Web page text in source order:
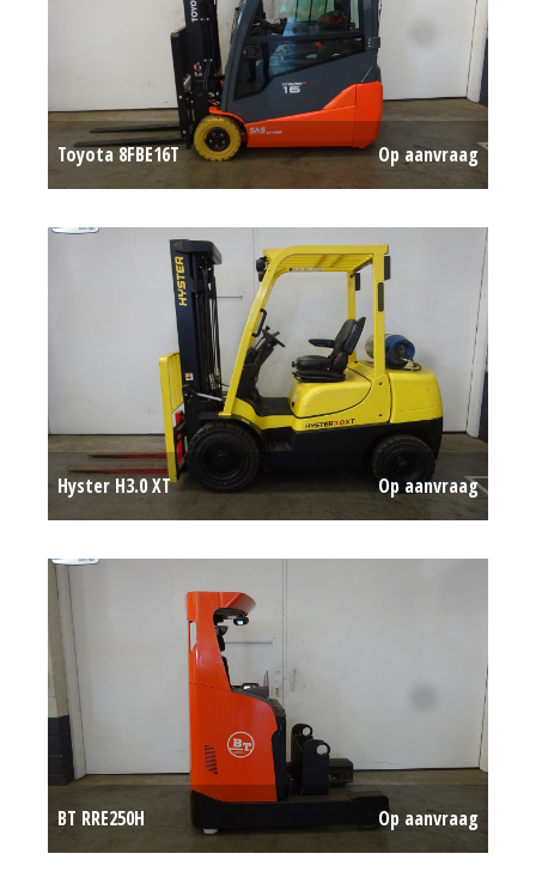
Toyota 8FBE16T Op aanvraag
Hyster H3.0 XT Op aanvraag
BT RRE250H Op aanvraag